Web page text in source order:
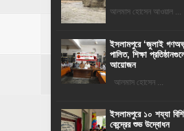
আলমাস হোসেন আওয়াল ...
‎ইসলামপুরে ‘জুলাই
পালিত, শিক্ষা
আয়োজন
‎​আলমাস হোসেন ...
ইসলামপুরে ১০ শয্যা
কেন্দ্রের শুভ উদ্বোধন